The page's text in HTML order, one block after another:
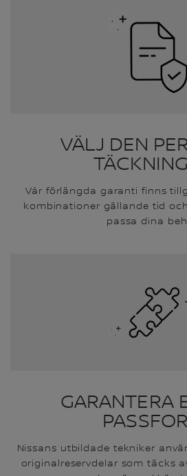
VÄLJ DEN
Vår förlängda garanti finns
kombinationer gällande tid
passa dina
GARANTERA
Nissans utbildade tekniker
originalreservdelar som täcks